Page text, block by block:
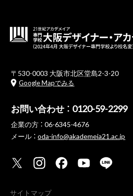
〒530-0003 大阪市北区堂島2-3-20
Google Mapでみる
お問い合わせ ： 0120-59-2299
企業の方 ： 06-6345-4676
メール ：oda-info@akademeia21.ac.jp
サイトマップ